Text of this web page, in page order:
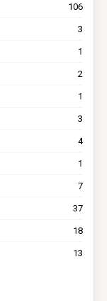
106
3
1
2
1
3
4
1
7
37
18
13